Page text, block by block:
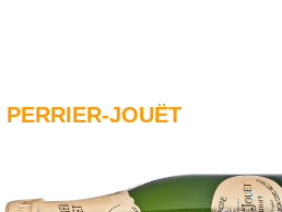
PERRIER-JOUËT